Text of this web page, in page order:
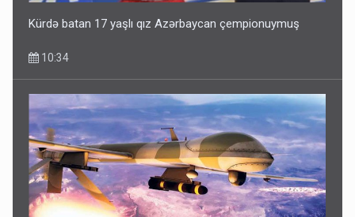
Kürdə batan 17 yaşlı qız Azərbaycan çempionuymuş
10:34